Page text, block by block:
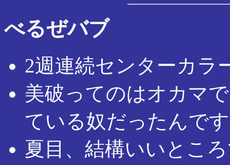
べるぜバブ
2週連続センターカラ
美破ってのはオカマ
ている奴だったんで
夏目、結構いいとこ